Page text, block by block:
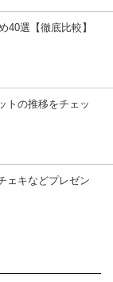
40選【徹底比較】
トの推移をチェッ
ェキなどプレゼン